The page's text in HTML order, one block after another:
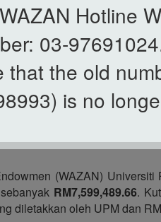
Hotline
03-
that the old
is no
KUTIPAN ZAKAT 2022
(WAZAN)
RM7,599,489.66.
diletakkan oleh UPM dan